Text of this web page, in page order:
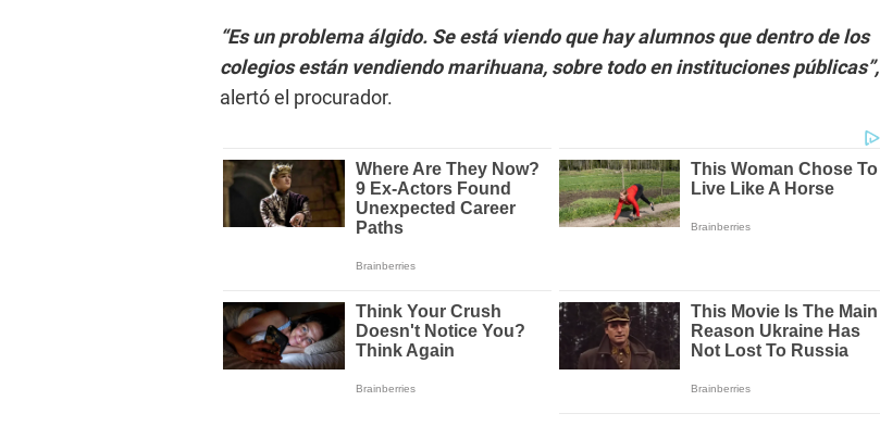
“Es un problema álgido. Se está viendo que hay alumnos que dentro de los
colegios están vendiendo marihuana, sobre todo en instituciones públicas”,
alertó el procurador.